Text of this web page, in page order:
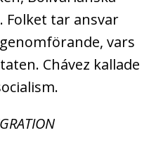
Folket tar ansvar
vars
Chávez kallade